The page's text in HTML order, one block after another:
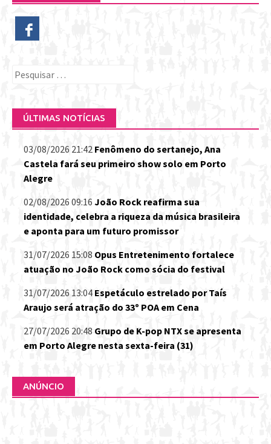
Pesquisar
ÚLTIMAS NOTÍCIAS
03/08/2026 21:42 Fenômeno do sertanejo, Ana
Castela fará seu primeiro show solo em Porto
Alegre
02/08/2026 09:16 João Rock reafirma sua
identidade, celebra a riqueza da música brasileira
e aponta para um futuro promissor
31/07/2026 15:08 Opus Entretenimento fortalece
atuação no João Rock como sócia do festival
31/07/2026 13:04 Espetáculo estrelado por Taís
Araujo será atração do 33º POA em Cena
27/07/2026 20:48 Grupo de K-pop NTX se apresenta
em Porto Alegre nesta sexta-feira (31)
ANÚNCIO